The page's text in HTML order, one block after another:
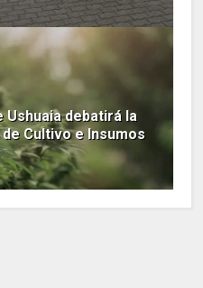
Ushuaia debatirá la
Cultivo e Insumos